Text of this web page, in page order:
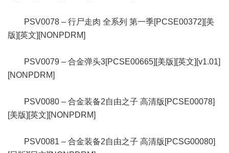
PSV0078 – 行尸走肉 全系列 第一季[PCSE00372][美
版][英文][NONPDRM]
PSV0079 – 合金弹头3[PCSE00665][美版][英文][v1.01]
[NONPDRM]
PSV0080 – 合金装备2自由之子 高清版[PCSE00078]
[美版][英文][NONPDRM]
PSV0081 – 合金装备2自由之子 高清版[PCSG00080]